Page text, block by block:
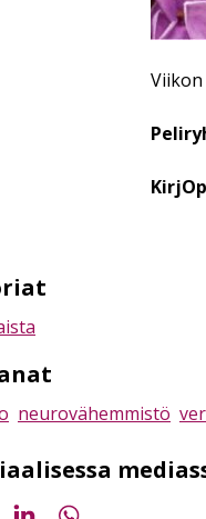
neurovähemmistö
Jaa TwitterissäJaa LinkedInissä